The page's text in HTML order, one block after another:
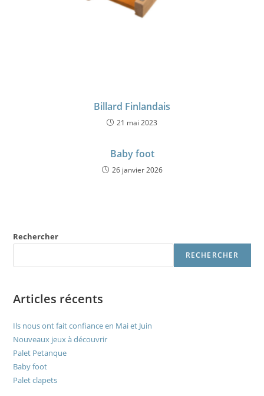
Billard Finlandais
21 mai 2023
Baby foot
26 janvier 2026
Rechercher
RECHERCHER
Articles récents
Ils nous ont fait confiance en Mai et Juin
Nouveaux jeux à découvrir
Palet Petanque
Baby foot
Palet clapets